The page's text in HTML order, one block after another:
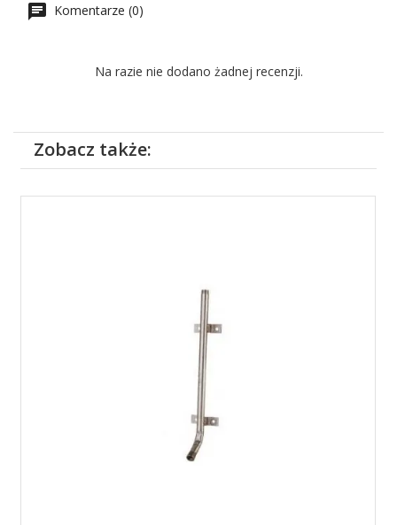
Komentarze (0)
Na razie nie dodano żadnej recenzji.
Zobacz także: